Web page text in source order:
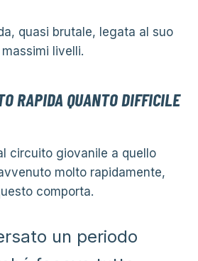
quasi brutale, legata al suo
livelli.
RAPIDA QUANTO DIFFICILE
circuito giovanile a quello
molto rapidamente,
comporta.
un periodo